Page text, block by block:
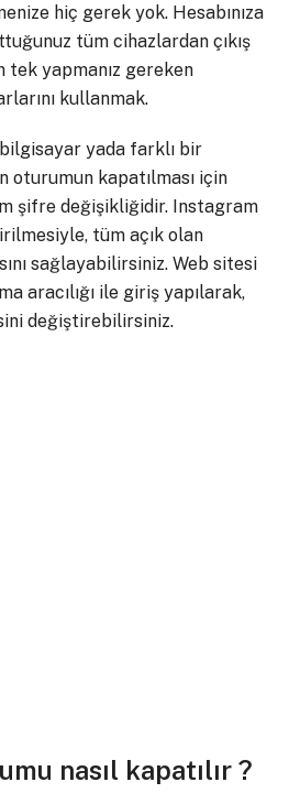
hiç gerek yok. Hesabınıza
tüm cihazlardan çıkış
tek yapmanız gereken
kullanmak.
yada farklı bir
oturumun kapatılması için
şifre değişikliğidir. Instagram
tüm açık olan
sağlayabilirsiniz. Web sitesi
aracılığı ile giriş yapılarak,
değiştirebilirsiniz.
nasıl kapatılır ?